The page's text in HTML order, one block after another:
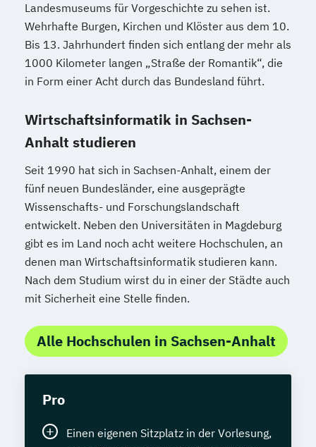
Landesmuseums für Vorgeschichte zu sehen ist.
Wehrhafte Burgen, Kirchen und Klöster aus dem 10.
Bis 13. Jahrhundert finden sich entlang der mehr als
1000 Kilometer langen „Straße der Romantik“, die
in Form einer Acht durch das Bundesland führt.
Wirtschaftsinformatik in Sachsen-
Anhalt studieren
Seit 1990 hat sich in Sachsen-Anhalt, einem der
fünf neuen Bundesländer, eine ausgeprägte
Wissenschafts- und Forschungslandschaft
entwickelt. Neben den Universitäten in Magdeburg
gibt es im Land noch acht weitere Hochschulen, an
denen man Wirtschaftsinformatik studieren kann.
Nach dem Studium wirst du in einer der Städte auch
mit Sicherheit eine Stelle finden.
Alle Hochschulen in Sachsen-Anhalt
Pro
Einen eigenen Sitzplatz in der Vorlesung,